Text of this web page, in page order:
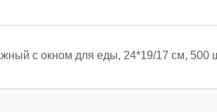
с окном для еды, 24*19/17 см, 500